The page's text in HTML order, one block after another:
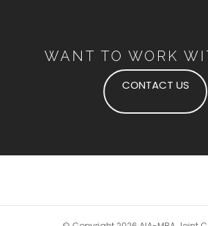
WANT TO WORK
CONTACT US